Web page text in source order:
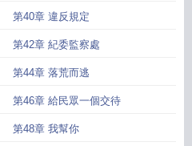
第40章 違反規定
第42章 紀委監察處
第44章 落荒而逃
第46章 給民眾一個交待
第48章 我幫你